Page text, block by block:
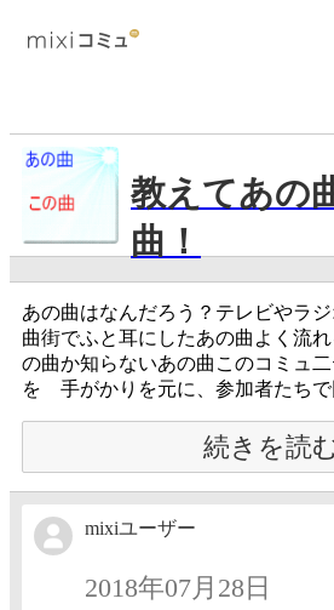
教えてあの
曲！
あの曲はなんだろう？テレビやラ
曲街でふと耳にしたあの曲よく流
の曲か知らないあの曲このコミュ
を 手がかりを元に、参加者たちで
続きを読
mixiユーザー
2018年07月28日